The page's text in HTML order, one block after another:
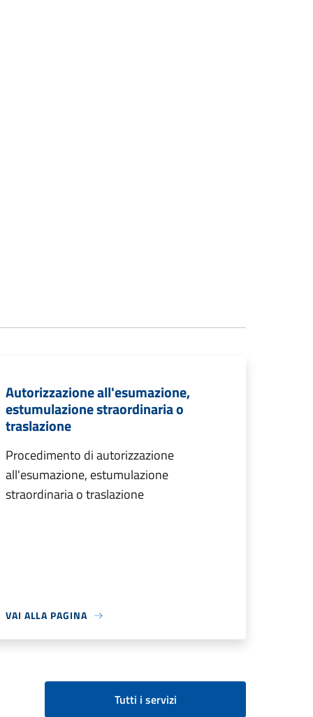
Autorizzazione all'esumazione,
estumulazione straordinaria o
traslazione
Procedimento di autorizzazione
all'esumazione, estumulazione
straordinaria o traslazione
VAI ALLA PAGINA
Tutti i servizi